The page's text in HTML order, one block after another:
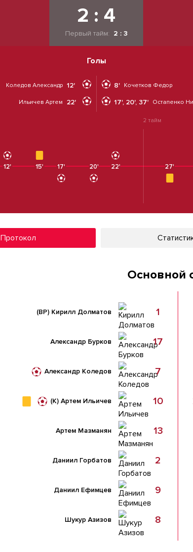
2 : 4
Первый тайм: 2 : 3
Голы
Коледов Александр 12'
Ильичев Артем 22'
Кочетков Федор
8'
Остапенко
17', 20', 37'
2 тайм
12' 15' 17' 20' 22' 27'
Протокол
Основной
Кирилл Долматов
(ВР) 1
Александр Бурков 17
Александр Коледов 7
Артем Ильичев
(К) 10
Артем Мазманян 13
Даниил Горбатов 2
Даниил Ефимцев 9
Шукур Азизов 8